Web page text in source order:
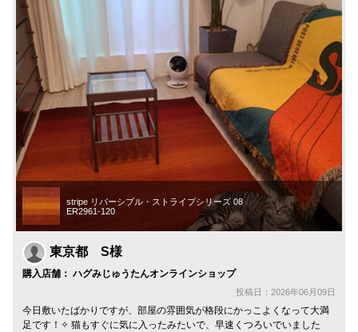
stripe リバーシブル・ストライプシリーズ 08
ER2961-120
東京都 S様
購入店舗： ハグみじゅうたんオンラインショップ
投稿日：2026年06月09日
今日敷いたばかりですが、部屋の雰囲気が格段にかっこよくなって大満
足です！✧ 猫もすぐに気に入ったみたいで、早速くつろいでいました